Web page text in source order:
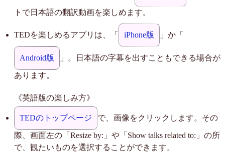
トで日本語の翻訳動画を楽しめます。
TEDを楽しめるアプリは、「 iPhone版 」か「
Android版 」。日本語の字幕を出すこともできる場合が
あります。
《英語版の楽しみ方》
TEDのトップページ で、画像をクリックします。その
際、画面左の「Resize by:」や「Show talks related to:」の所
で、観たいものを選択することができます。